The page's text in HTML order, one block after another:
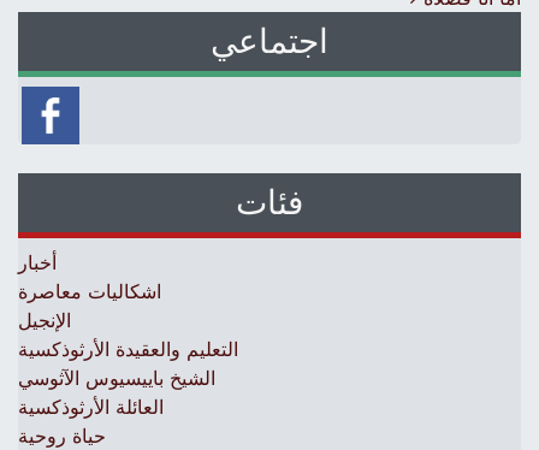
اجتماعي
فئات
أخبار
اشكاليات معاصرة
الإنجيل
التعليم والعقيدة الأرثوذكسية
الشيخ باييسيوس الآثوسي
العائلة الأرثوذكسية
حياة روحية